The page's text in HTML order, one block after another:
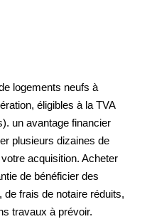
logements neufs à
éligibles à la TVA
un avantage financier
plusieurs dizaines de
acquisition. Acheter
de bénéficier des
frais de notaire réduits,
travaux à prévoir.